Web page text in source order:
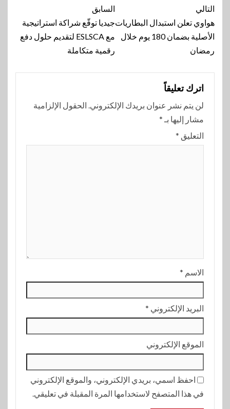
تنقل
المقالة
السابق
جيديا توقّع شراكة استراتيجية
مع ESLSCA لتقديم حلول دفع
رقمية متكاملة
التالي
هواوي تعلن استبدال البطاريات
الأصلية بضمان 180 يوم خلال
رمضان
اترك تعليقاً
لن يتم نشر عنوان بريدك الإلكتروني. الحقول الإلزامية
مشار إليها بـ *
التعليق *
الاسم *
البريد الإلكتروني *
الموقع الإلكتروني
احفظ اسمي، بريدي الإلكتروني، والموقع الإلكتروني
في هذا المتصفح لاستخدامها المرة المقبلة في تعليقي.